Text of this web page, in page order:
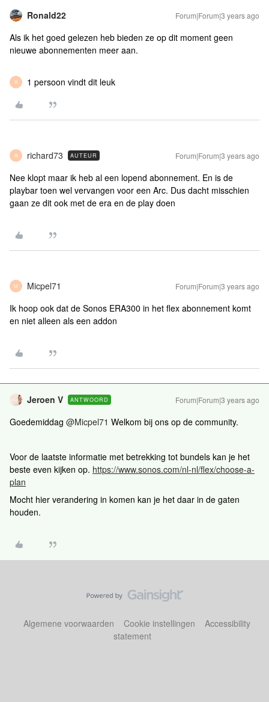
Ronald22 Forum|Forum|3 years ago
Als ik het goed gelezen heb bieden ze op dit moment geen
nieuwe abonnementen meer aan.
R 1 persoon vindt dit leuk
R richard73 AUTEUR Forum|Forum|3 years ago
Nee klopt maar ik heb al een lopend abonnement. En is de
playbar toen wel vervangen voor een Arc. Dus dacht misschien
gaan ze dit ook met de era en de play doen
M Micpel71 Forum|Forum|3 years ago
Ik hoop ook dat de Sonos ERA300 in het flex abonnement komt
en niet alleen als een addon
Jeroen V ANTWOORD Forum|Forum|3 years ago
Goedemiddag @Micpel71 Welkom bij ons op de community.
Voor de laatste informatie met betrekking tot bundels kan je het
beste even kijken op. https://www.sonos.com/nl-nl/flex/choose-a-
plan
Mocht hier verandering in komen kan je het daar in de gaten
houden.
Algemene voorwaarden Cookie instellingen
Accessibility
statement